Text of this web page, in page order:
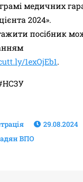
медичних
2024».
посібник
1exOjEb1.
29.08.2024
ВПО